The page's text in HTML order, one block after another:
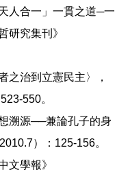
人合一」一貫之道─一
研究集刊》
之治到立憲民主〉，
550。
溯源──兼論孔子的身
）：125-156。
文學報》